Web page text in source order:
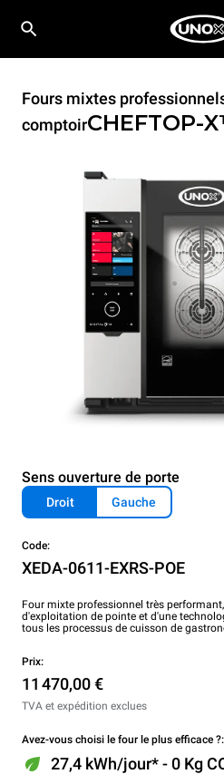
Fours mixtes
comptoirCHEFTOP-
Sens ouverture de porte
Droit Gauche
Code:
XEDA-0611-EXRS-POE
Four mixte professionnel très
d'exploitation de pointe et d'une
tous les processus de cuisson de
Prix:
11 470,00 €
TVA et expédition exclues
Avez-vous choisi le four le plus efficace ?:
27,4 kWh/jour* - 0 Kg